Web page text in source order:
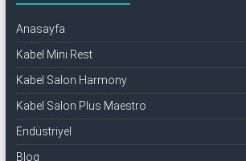
Anasayfa
Kabel Mini Rest
Kabel Salon Harmony
Kabel Salon Plus Maestro
Endüstriyel
Blog